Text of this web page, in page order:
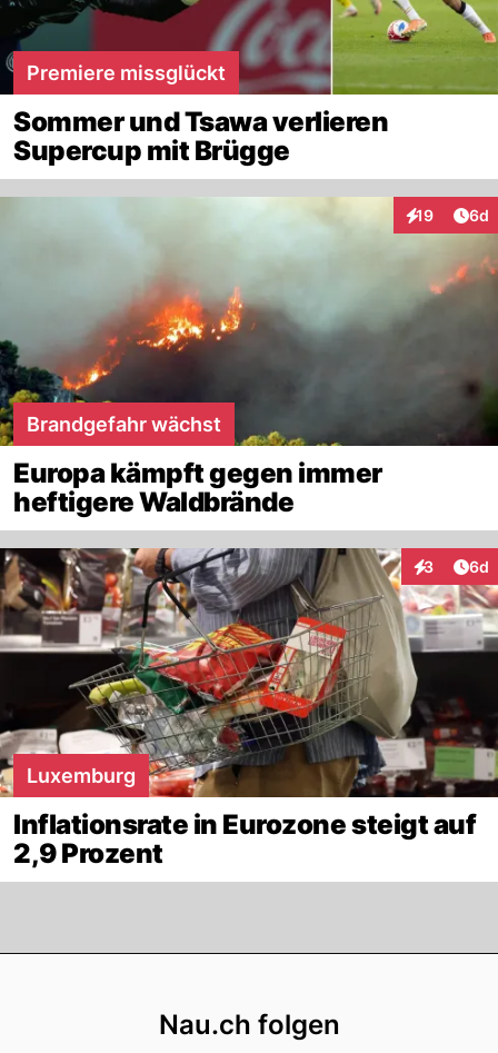
Premiere missglückt
Sommer und Tsawa verlieren
Supercup mit Brügge
19
Interaktionen
6d
Brandgefahr wächst
Europa kämpft gegen immer
heftigere Waldbrände
3 6d
Luxemburg
Inflationsrate in Eurozone steigt auf
2,9 Prozent
Nau.ch folgen